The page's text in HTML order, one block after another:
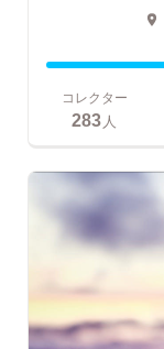
コレクター
283 人